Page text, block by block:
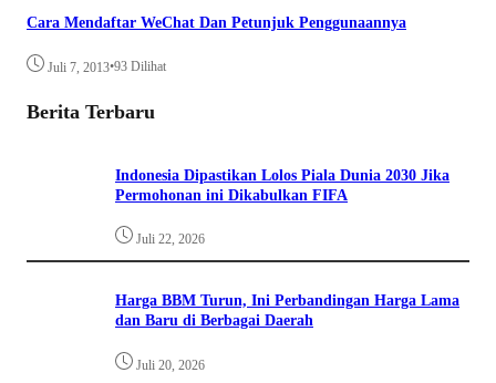
Cara Mendaftar WeChat Dan Petunjuk Penggunaannya
Juli 7, 2013•93 Dilihat
Berita Terbaru
Indonesia Dipastikan Lolos Piala Dunia 2030 Jika
Permohonan ini Dikabulkan FIFA
Juli 22, 2026
Harga BBM Turun, Ini Perbandingan Harga Lama
dan Baru di Berbagai Daerah
Juli 20, 2026